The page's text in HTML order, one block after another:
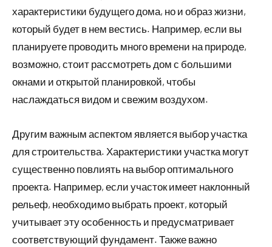
характеристики будущего дома, но и образ жизни,
который будет в нем вестись. Например, если вы
планируете проводить много времени на природе,
возможно, стоит рассмотреть дом с большими
окнами и открытой планировкой, чтобы
наслаждаться видом и свежим воздухом.
Другим важным аспектом является выбор участка
для строительства. Характеристики участка могут
существенно повлиять на выбор оптимального
проекта. Например, если участок имеет наклонный
рельеф, необходимо выбрать проект, который
учитывает эту особенность и предусматривает
соответствующий фундамент. Также важно